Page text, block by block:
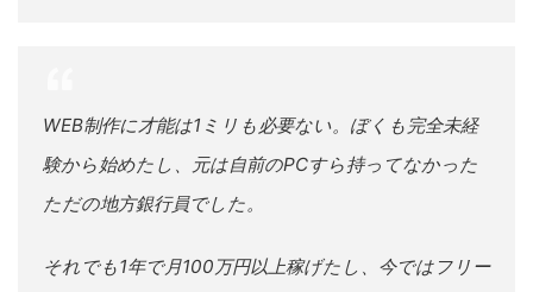
WEB制作に才能は1ミリも必要ない。ぼくも完全未経
験から始めたし、元は自前のPCすら持ってなかった
ただの地方銀行員でした。
それでも1年で月100万円以上稼げたし、今ではフリー